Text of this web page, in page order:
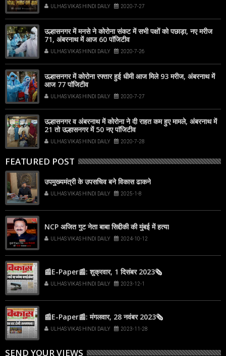
ULHAS VIKAS HINDI DAILY 2020-7-27
उल्हासनगर में मनसे ने कोरोना संकट में सभी पक्षों को पछाड़ा, नए मरीज
71, अंबरनाथ में आज 60 पाॅजिटीव
ULHAS VIKAS HINDI DAILY 2020-7-26
उल्हासनगर में कोरोना रफ्तार हुई धीमी आज मिले 93 मरीज, अंबरनाथ में
आज 77 पाॅजिटीव
ULHAS VIKAS HINDI DAILY 2020-7-27
उल्हासनगर व अंबरनाथ में कोरोना ने दी राहत कम हुए मामले, अंबरनाथ में
21 तो उल्हासनगर में 50 नए पाॅजिटीव
ULHAS VIKAS HINDI DAILY 2020-7-28
FEATURED POST
उपमुख्यमंत्री के उपसचिव बने विकास ढाकने
ULHAS VIKAS HINDI DAILY 2025-1-8
NCP अजित गुट नेता बाबा सिद्दीकी की मुंबई में हत्या
ULHAS VIKAS HINDI DAILY 2024-10-12
📰E-Paper📰: शुक्रवार, 1 दिसंबर 2023🗞
ULHAS VIKAS HINDI DAILY 2023-12-1
📰E-Paper📰: मंगलवार, 28 नवंबर 2023🗞
ULHAS VIKAS HINDI DAILY 2023-11-28
SEND YOUR VIEWS